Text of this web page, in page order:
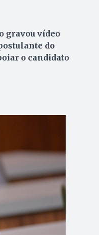
gravou vídeo
do
o candidato